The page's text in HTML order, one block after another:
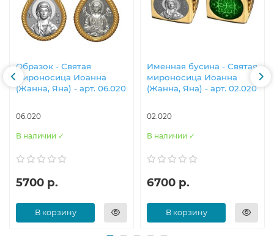
Образок - Святая
мироносица Иоанна
(Жанна, Яна) - арт. 06.020
06.020
В наличии ✓
5700 р.
В корзину
Именная бусина - Святая
мироносица Иоанна
(Жанна, Яна) - арт. 02.020
02.020
В наличии ✓
6700 р.
В корзину